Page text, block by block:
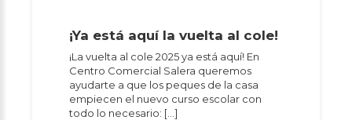
¡Ya está aquí la vuelta al cole!
¡La vuelta al cole 2025 ya está aquí! En
Centro Comercial Salera queremos
ayudarte a que los peques de la casa
empiecen el nuevo curso escolar con
todo lo necesario: […]